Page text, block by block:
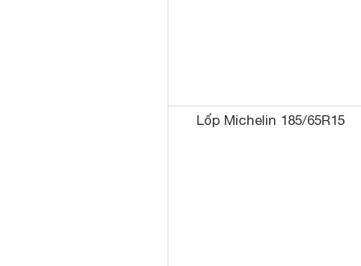
Lốp Michelin 185/65R15